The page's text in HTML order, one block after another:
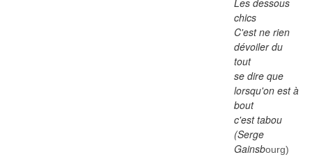
Les dessous
chics
C'est ne rien
dévoiler du
tout
se dire que
lorsqu'on est à
bout
c'est tabou
(Serge
Gainsbourg)